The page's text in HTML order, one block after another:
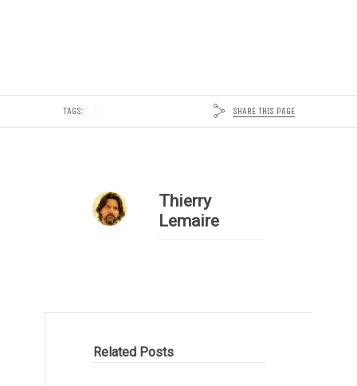
TAGS: SHARE THIS PAGE
Thierry
Lemaire
Related Posts